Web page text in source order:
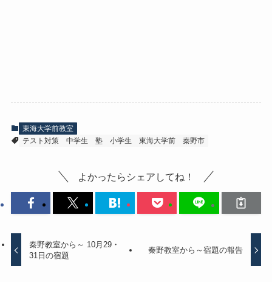
東海大学前教室
テスト対策
中学生 塾 小学生 東海大学前 秦野市
よかったらシェアしてね！
秦野教室から～ 10月29・
31日の宿題
秦野教室から～宿題の報告